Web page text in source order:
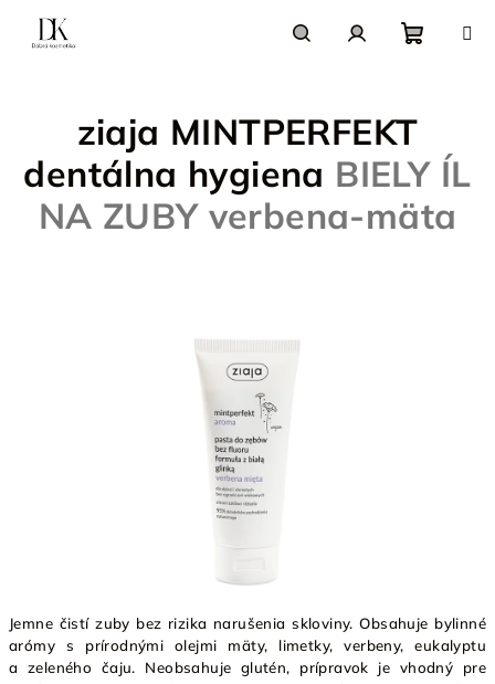
obsah
košík
Jemne čistí zuby bez rizika narušenia skloviny. Obsahuje bylinné
arómy s prírodnými olejmi mäty, limetky, verbeny, eukalyptu
a zeleného čaju. Neobsahuje glutén, prípravok je vhodný pre
ziaja MINTPERFEKT
dentálna hygiena BIELY ÍL
NA ZUBY verbena-mäta